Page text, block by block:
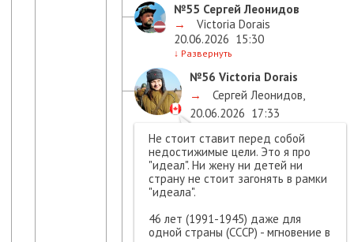
№55 Сергей Леонидов
→
Victoria Dorais
20.06.2026 15:30
↓ Развернуть
№56 Victoria Dorais
→
Сергей Леонидов,
20.06.2026 17:33
Не стоит ставит перед собой
недостижимые цели. Это я про
"идеал". Ни жену ни детей ни
страну не стоит загонять в рамки
"идеала".
46 лет (1991-1945) даже для
одной страны (СССР) - мгновение в